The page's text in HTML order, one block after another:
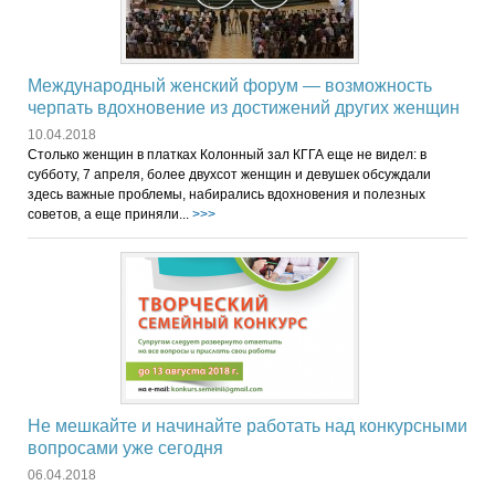
Международный женский форум — возможность
черпать вдохновение из достижений других женщин
10.04.2018
Столько женщин в платках Колонный зал КГГА еще не видел: в
субботу, 7 апреля, более двухсот женщин и девушек обсуждали
здесь важные проблемы, набирались вдохновения и полезных
советов, а еще приняли... >>>
Не мешкайте и начинайте работать над конкурсными
вопросами уже сегодня
06.04.2018